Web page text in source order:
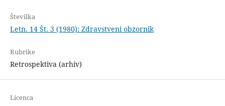
Številka
Letn. 14 Št. 3 (1980): Zdravstveni obzornik
Rubrike
Retrospektiva (arhiv)
Licenca